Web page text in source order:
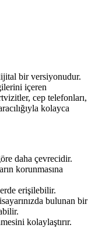
bir versiyonudur.
içeren
cep telefonları,
kolayca
daha çevrecidir.
korunmasına
erişilebilir.
bulunan bir
kolaylaştırır.